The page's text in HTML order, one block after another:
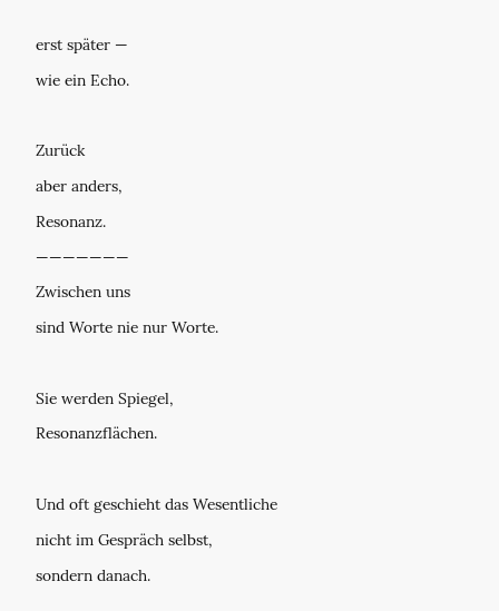
erst später —
wie ein Echo.
Zurück
aber anders,
Resonanz.
———————
Zwischen uns
sind Worte nie nur Worte.
Sie werden Spiegel,
Resonanzflächen.
Und oft geschieht das Wesentliche
nicht im Gespräch selbst,
sondern danach.